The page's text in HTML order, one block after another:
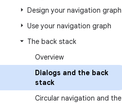
Design your navigation graph
Use your navigation graph
The back stack
Overview
Dialogs and the back
stack
Circular navigation and the